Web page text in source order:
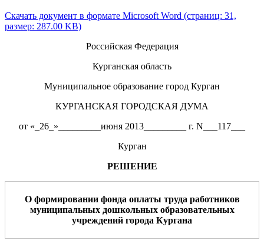
Скачать документ в формате Microsoft Word (страниц: 31,
размер: 287.00 KB)
Российская Федерация
Курганская область
Муниципальное образование город Курган
КУРГАНСКАЯ ГОРОДСКАЯ ДУМА
от «_26_»_________июня 2013_________ г. N___117___
Курган
РЕШЕНИЕ
О формировании фонда оплаты труда работников
муниципальных дошкольных образовательных
учреждений города Кургана